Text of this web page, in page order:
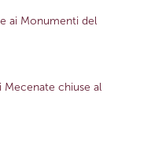
ai Monumenti del
Mecenate chiuse al